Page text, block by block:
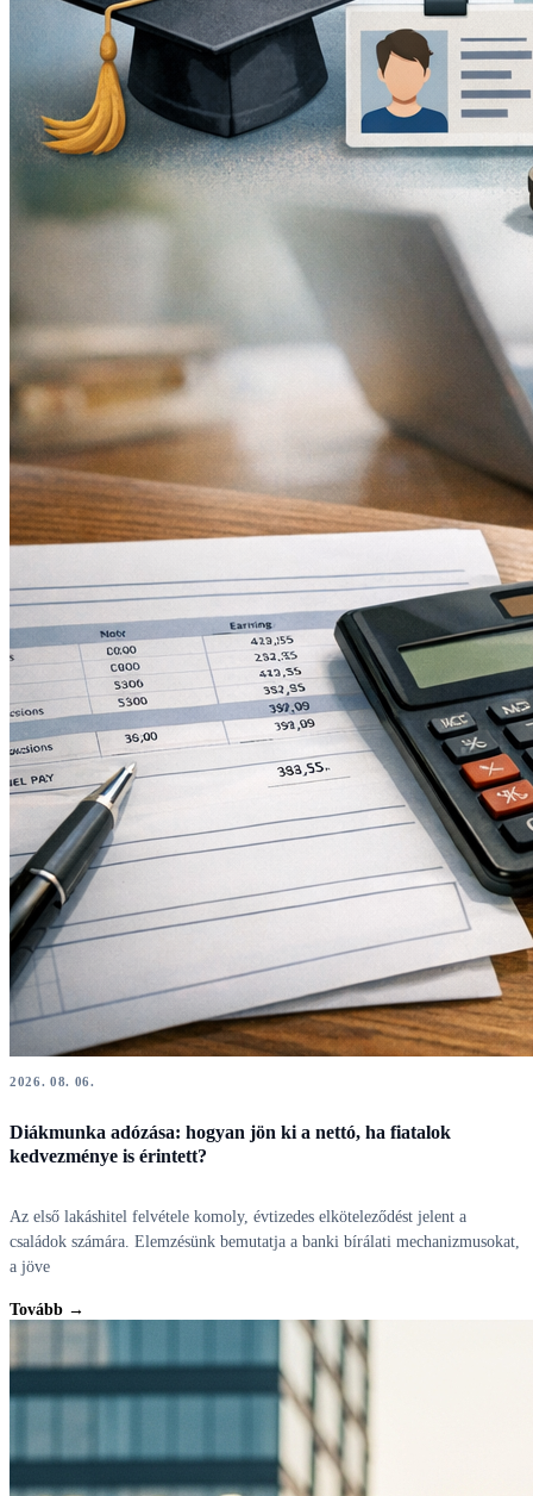
2026. 08. 06.
Diákmunka adózása: hogyan jön ki a nettó, ha fiatalok
kedvezménye is érintett?
Az első lakáshitel felvétele komoly, évtizedes elköteleződést jelent a
családok számára. Elemzésünk bemutatja a banki bírálati mechanizmusokat,
a jöve
Tovább →